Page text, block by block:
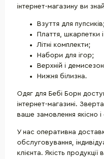
інтернет-магазину ви
Взуття для пупсиків;
Плаття, шкарпетки
Літні комплекти;
Набори для ігор;
Верхній і
Нижня білизна.
Одяг для Бебі Борн
інтернет-магазині.
ваше замовлення якісно
У нас оперативна
обслуговування,
клієнта. Якість